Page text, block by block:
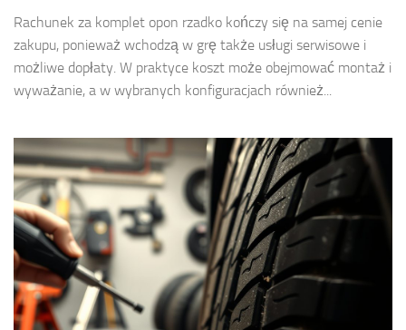
Rachunek za komplet opon rzadko kończy się na samej cenie
zakupu, ponieważ wchodzą w grę także usługi serwisowe i
możliwe dopłaty. W praktyce koszt może obejmować montaż i
wyważanie, a w wybranych konfiguracjach również...